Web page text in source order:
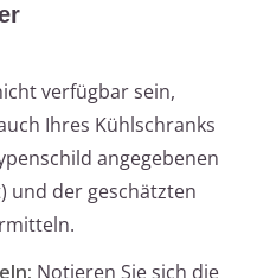
verfügbar sein,
Ihres Kühlschranks
angegebenen
und der geschätzten
Notieren Sie sich die